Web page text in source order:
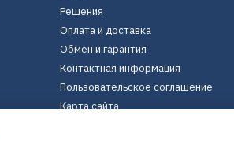
Решения
Оплата и доставка
Обмен и гарантия
Контактная информация
Пользовательское соглашение
Карта сайта